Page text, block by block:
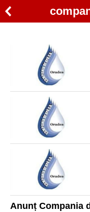
Anunț Compania